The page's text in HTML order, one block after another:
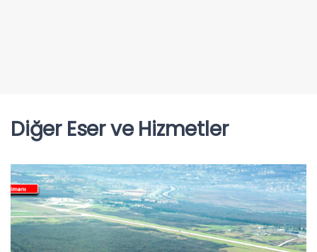
Diğer Eser ve Hizmetler